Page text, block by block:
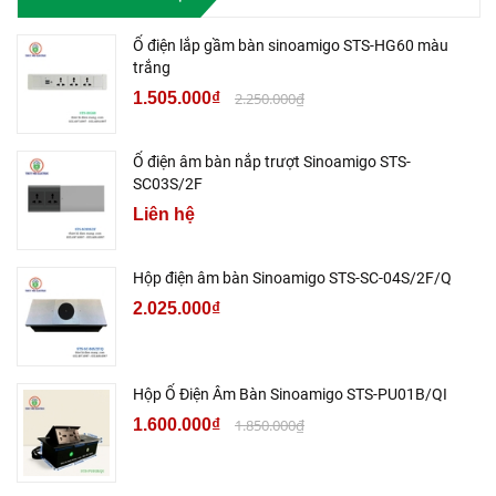
Ổ điện lắp gầm bàn sinoamigo STS-HG60 màu
trắng
1.505.000₫ 2.250.000₫
Ổ điện âm bàn nắp trượt Sinoamigo STS-
SC03S/2F
Liên hệ
Hộp điện âm bàn Sinoamigo STS-SC-04S/2F/Q
2.025.000₫
Hộp Ổ Điện Âm Bàn Sinoamigo STS-PU01B/QI
1.600.000₫ 1.850.000₫